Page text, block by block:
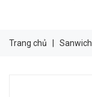
Trang chủ